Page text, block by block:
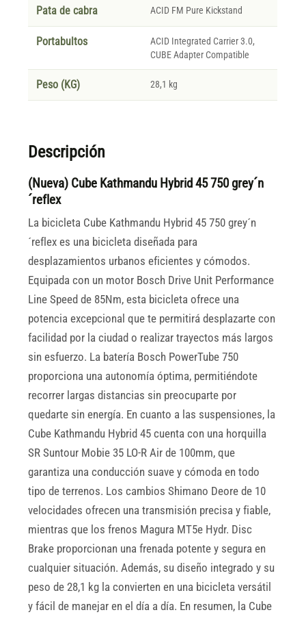
Pata de cabra ACID FM Pure Kickstand
Portabultos
ACID Integrated Carrier 3.0,
CUBE Adapter Compatible
Peso (KG) 28,1 kg
Descripción
(Nueva) Cube Kathmandu Hybrid 45 750 grey´n
´reflex
La bicicleta Cube Kathmandu Hybrid 45 750 grey´n
´reflex es una bicicleta diseñada para
desplazamientos urbanos eficientes y cómodos.
Equipada con un motor Bosch Drive Unit Performance
Line Speed de 85Nm, esta bicicleta ofrece una
potencia excepcional que te permitirá desplazarte con
facilidad por la ciudad o realizar trayectos más largos
sin esfuerzo. La batería Bosch PowerTube 750
proporciona una autonomía óptima, permitiéndote
recorrer largas distancias sin preocuparte por
quedarte sin energía. En cuanto a las suspensiones, la
Cube Kathmandu Hybrid 45 cuenta con una horquilla
SR Suntour Mobie 35 LO-R Air de 100mm, que
garantiza una conducción suave y cómoda en todo
tipo de terrenos. Los cambios Shimano Deore de 10
velocidades ofrecen una transmisión precisa y fiable,
mientras que los frenos Magura MT5e Hydr. Disc
Brake proporcionan una frenada potente y segura en
cualquier situación. Además, su diseño integrado y su
peso de 28,1 kg la convierten en una bicicleta versátil
y fácil de manejar en el día a día. En resumen, la Cube